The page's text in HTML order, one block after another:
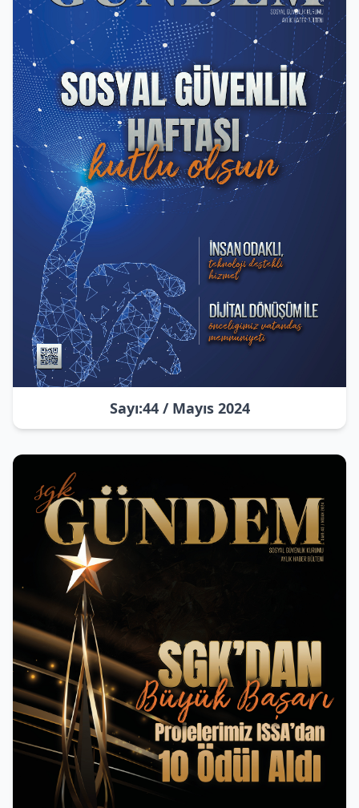
Sayı:44 / Mayıs 2024